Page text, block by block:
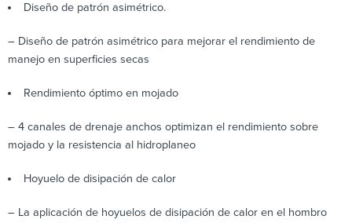
Diseño de patrón asimétrico.
– Diseño de patrón asimétrico para mejorar el rendimiento de
manejo en superficies secas
Rendimiento óptimo en mojado
– 4 canales de drenaje anchos optimizan el rendimiento sobre
mojado y la resistencia al hidroplaneo
Hoyuelo de disipación de calor
– La aplicación de hoyuelos de disipación de calor en el hombro